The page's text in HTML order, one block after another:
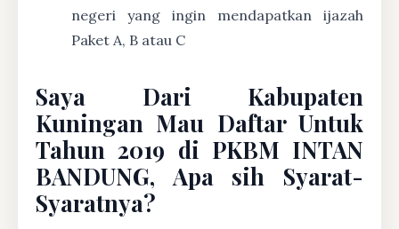
negeri yang ingin mendapatkan ijazah
Paket A, B atau C
Saya Dari Kabupaten
Kuningan Mau Daftar Untuk
Tahun 2019 di PKBM INTAN
BANDUNG, Apa sih Syarat-
Syaratnya?